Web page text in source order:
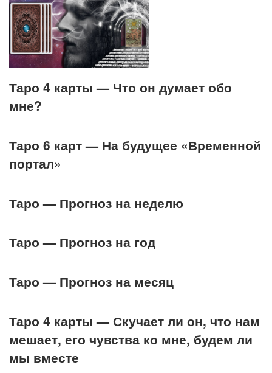
Таро 4 карты — Что он думает обо
мне?
Таро 6 карт — На будущее «Временной
портал»
Таро — Прогноз на неделю
Таро — Прогноз на год
Таро — Прогноз на месяц
Таро 4 карты — Скучает ли он, что нам
мешает, его чувства ко мне, будем ли
мы вместе